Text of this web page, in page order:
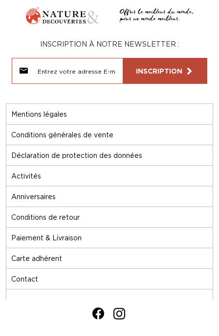
Mentions légales
Conditions générales de vente
Déclaration de protection des données
Activités
Anniversaires
Conditions de retour
Paiement & Livraison
Carte adhérent
Contact
INSCRIPTION À NOTRE NEWSLETTER :
INSCRIPTION